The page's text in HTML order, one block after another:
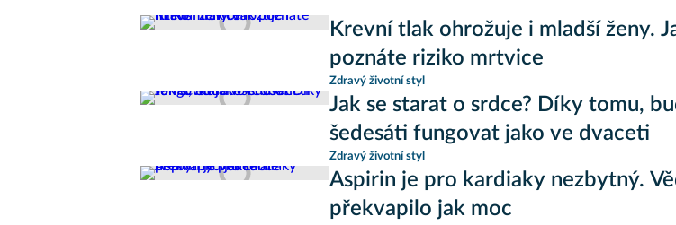
Krevní tlak ohrožuje i mladší ženy.
poznáte riziko mrtvice
Zdravý životní styl
Jak se starat o srdce? Díky tomu,
šedesáti fungovat jako ve dvaceti
Zdravý životní styl
Aspirin je pro kardiaky nezbytný.
překvapilo jak moc